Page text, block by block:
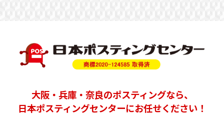
大阪・ 兵庫・奈良のポスティングなら、
日本ポスティングセンターにお任せください！